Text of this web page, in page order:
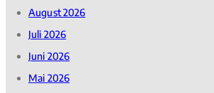
August 2026
Juli 2026
Juni 2026
Mai 2026